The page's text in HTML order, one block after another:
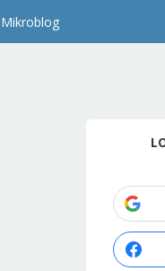
Mikroblog